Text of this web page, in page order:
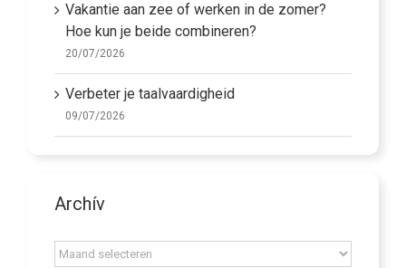
Vakantie aan zee of werken in de zomer?
Hoe kun je beide combineren?
20/07/2026
Verbeter je taalvaardigheid
09/07/2026
Archív
Archív